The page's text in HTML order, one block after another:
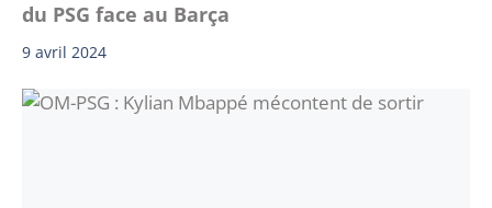
du PSG face au Barça
9 avril 2024